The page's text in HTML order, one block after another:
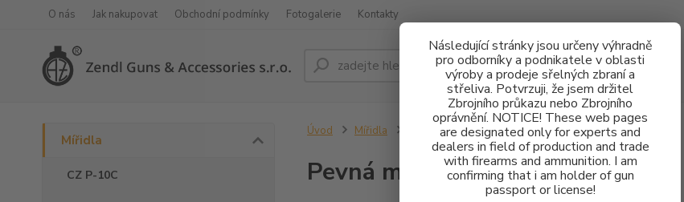
Následující stránky jsou určeny výhradně
pro odborníky a podnikatele v oblasti
výroby a prodeje sřelných zbraní a
střeliva. Potvrzuji, že jsem držitel
Zbrojního průkazu nebo Zbrojního
oprávnění. NOTICE! These web pages
are designated only for experts and
dealers in field of production and trade
with firearms and ammunition. I am
confirming that i am holder of gun
passport or license!
O nás Jak nakupovat Obchodní podmínky Fotogalerie Kontakty
Hledat
Mířidla
CZ P-10C
Úvod Mířidla Pevná mířidla HS Product FO
Pevná mířidla HS Product FO